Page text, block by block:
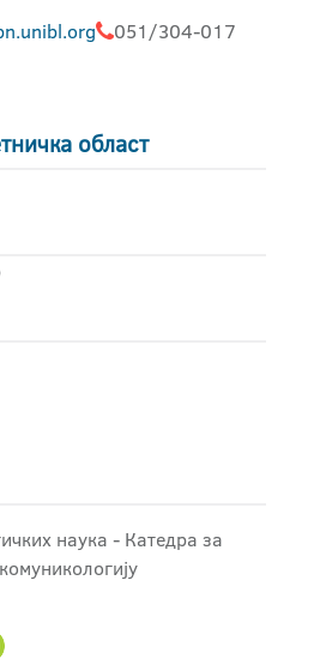
051/304-017
област
наука - Катедра за